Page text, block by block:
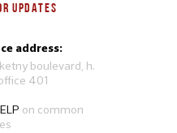
UPDATES
address:
boulevard, h.
401
on common